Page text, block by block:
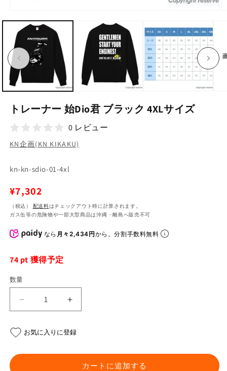
ー
ル
で
メ
デ
ィ
ア
を
開
く
トレーナー 始Dio君 ブラック 4XLサイズ
0 レビュー
KN企画(KN KIKAKU)
SKU:
kn-kn-sdio-01-4xl
通
常
価
格
¥7,302
（税込） 配送料はチェックアウト時に計算されます。
ガス缶等の危険物や一部大型商品は沖縄・離島へ販売不可
なら 月々2,434円から。分割手数料無料
74 pt 獲得予定
数量
ー
ー
ト
ー
ー
お気に入りに登録
カートに追加する